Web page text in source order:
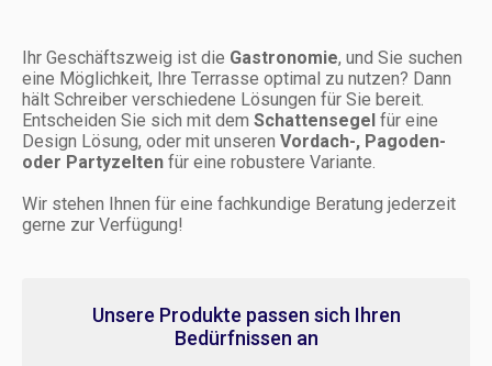
Ihr Geschäftszweig ist die Gastronomie, und Sie suchen
eine Möglichkeit, Ihre Terrasse optimal zu nutzen? Dann
hält Schreiber verschiedene Lösungen für Sie bereit.
Entscheiden Sie sich mit dem Schattensegel für eine
Design Lösung, oder mit unseren Vordach-, Pagoden-
oder Partyzelten für eine robustere Variante.
Wir stehen Ihnen für eine fachkundige Beratung jederzeit
gerne zur Verfügung!
Unsere Produkte passen sich Ihren
Bedürfnissen an